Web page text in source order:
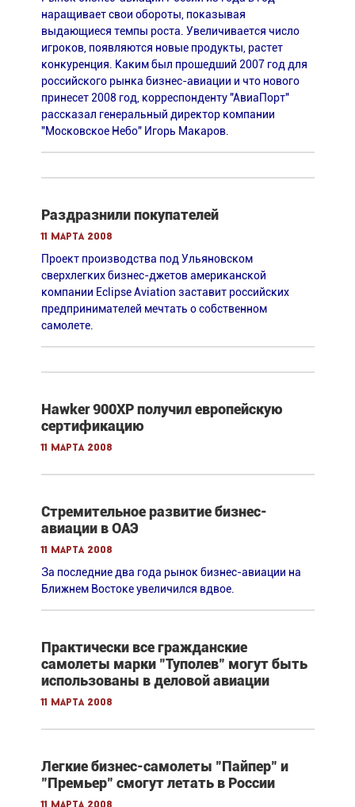
наращивает свои обороты, показывая
выдающиеся темпы роста. Увеличивается число
игроков, появляются новые продукты, растет
конкуренция. Каким был прошедший 2007 год для
российского рынка бизнес-авиации и что нового
принесет 2008 год, корреспонденту "АвиаПорт"
рассказал генеральный директор компании
"Московское Небо" Игорь Макаров.
Раздразнили покупателей
11 марта 2008
Проект производства под Ульяновском
сверхлегких бизнес-джетов американской
компании Eclipse Aviation заставит российских
предпринимателей мечтать о собственном
самолете.
Hawker 900XP получил европейскую
сертификацию
11 марта 2008
Стремительное развитие бизнес-
авиации в ОАЭ
11 марта 2008
За последние два года рынок бизнес-авиации на
Ближнем Востоке увеличился вдвое.
Практически все гражданские
самолеты марки "Туполев" могут быть
использованы в деловой авиации
11 марта 2008
Легкие бизнес-самолеты "Пайпер" и
"Премьер" смогут летать в России